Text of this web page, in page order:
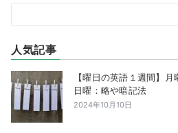
人気記事
【曜日の英語１週間】
日曜：略や暗記法
2024年10月10日